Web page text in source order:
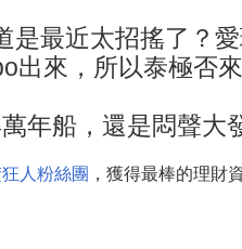
是最近太招搖了？
出來，所以泰極否
年船，還是悶聲大
人粉絲團 ，獲得最棒的理財